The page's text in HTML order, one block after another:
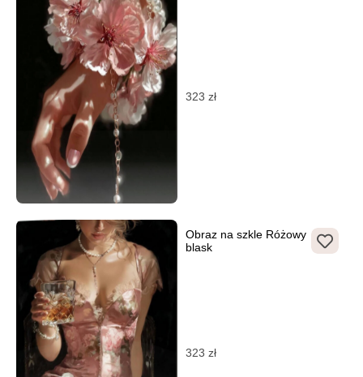
323 zł
Obraz na szkle Różowy
blask
323 zł